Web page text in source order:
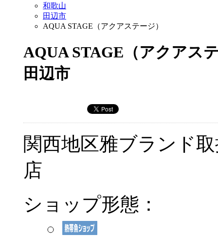
和歌山
田辺市
AQUA STAGE（アクアステージ）
AQUA STAGE（アクアス
田辺市
関西地区雅ブランド
店
ショップ形態：